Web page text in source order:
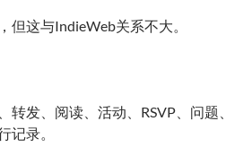
但这与IndieWeb关系不大。
发、阅读、活动、RSVP、问题、
记录。